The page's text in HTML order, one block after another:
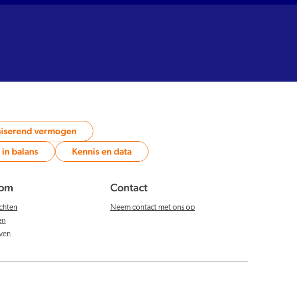
Category:
vermogen
in balans Category:
Kennis en data
Contact
Neem contact met ons op